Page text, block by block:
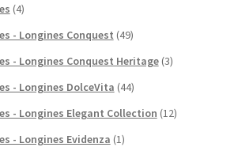
(4)
- Longines Conquest (49)
- Longines Conquest Heritage (3)
- Longines DolceVita (44)
- Longines Elegant Collection (12)
- Longines Evidenza (1)